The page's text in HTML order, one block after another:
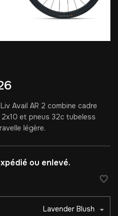
Avail AR 2 combine cadre
2x10 et pneus 32c tubeless
légère.
ou enlevé.
Lavender Blush